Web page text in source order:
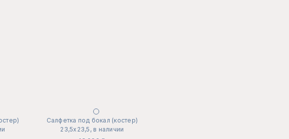
Салфетка под бокал (костер)
23,5х23,5, в наличии